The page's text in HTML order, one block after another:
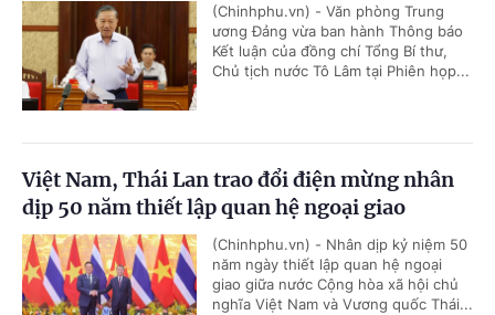
(Chinhphu.vn) - Văn phòng Trung
ương Đảng vừa ban hành Thông báo
Kết luận của đồng chí Tổng Bí thư,
Chủ tịch nước Tô Lâm tại Phiên họp...
Việt Nam, Thái Lan trao đổi điện mừng nhân
dịp 50 năm thiết lập quan hệ ngoại giao
(Chinhphu.vn) - Nhân dịp kỷ niệm 50
năm ngày thiết lập quan hệ ngoại
giao giữa nước Cộng hòa xã hội chủ
nghĩa Việt Nam và Vương quốc Thái...